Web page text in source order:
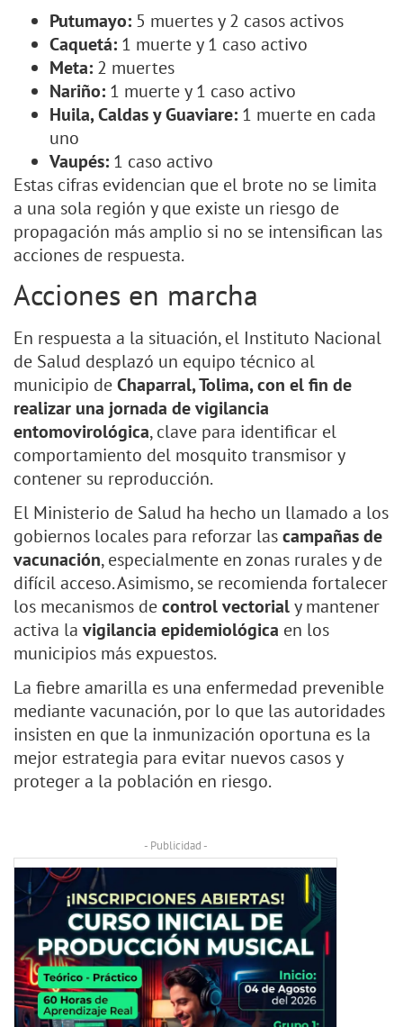
Putumayo: 5 muertes y 2 casos activos
Caquetá: 1 muerte y 1 caso activo
Meta: 2 muertes
Nariño: 1 muerte y 1 caso activo
Huila, Caldas y Guaviare: 1 muerte en cada
uno
Vaupés: 1 caso activo
Estas cifras evidencian que el brote no se limita
a una sola región y que existe un riesgo de
propagación más amplio si no se intensifican las
acciones de respuesta.
Acciones en marcha
En respuesta a la situación, el Instituto Nacional
de Salud desplazó un equipo técnico al
municipio deChaparral, Tolima, con el fin de
realizar una jornada de vigilancia
entomovirológica, clave para identificar el
comportamiento del mosquito transmisor y
contener su reproducción.
El Ministerio de Salud ha hecho un llamado a los
gobiernos locales para reforzar lascampañas de
vacunación, especialmente en zonas rurales y de
difícil acceso. Asimismo, se recomienda fortalecer
los mecanismos decontrol vectorialy mantener
activa la vigilancia epidemiológica en los
municipios más expuestos.
La fiebre amarilla es una enfermedad prevenible
mediante vacunación, por lo que las autoridades
insisten en que la inmunización oportuna es la
mejor estrategia para evitar nuevos casos y
proteger a la población en riesgo.
- Publicidad -